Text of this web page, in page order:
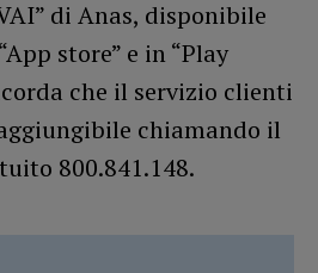
di Anas, disponibile
store” e in “Play
che il servizio clienti
chiamando il
800.841.148.